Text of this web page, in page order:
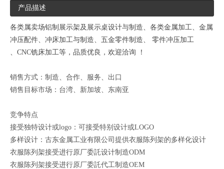
产品描述
各类属卖场铝制展示架及展示桌设计与制造、各类金属加工、 金属
冲压配件、冲床加工与制造、五金零件制造、 零件冲压加工
、CNC铣床加工等，品质优良，欢迎洽询 ！
销售方式：制造、合作、服务、出口
销售目标市场：台湾、新加坡、东南亚
竞争特点
接受独特设计或logo：可接受特别设计或LOGO
多样设计：古东金属工业有限公司提供衣服陈列架的多样化设计
衣服陈列架接受进行原厂委託设计制造ODM
衣服陈列架接受进行原厂委託代工制造OEM